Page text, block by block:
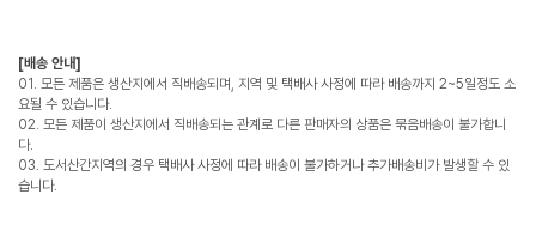
[배송 안내]
01. 모든 제품은 생산지에서 직배송되며, 지역 및 택배사 사정에 따라 배송까지 2~5일정도 소
요될 수 있습니다.
02. 모든 제품이 생산지에서 직배송되는 관계로 다른 판매자의 상품은 묶음배송이 불가합니
다.
03. 도서산간지역의 경우 택배사 사정에 따라 배송이 불가하거나 추가배송비가 발생할 수 있
습니다.